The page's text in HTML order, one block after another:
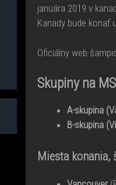
januára 2019 v
Kanady bude konať
Oficiálny web
Skupiny na
A-skupina
B-skupina
Miesta konania,